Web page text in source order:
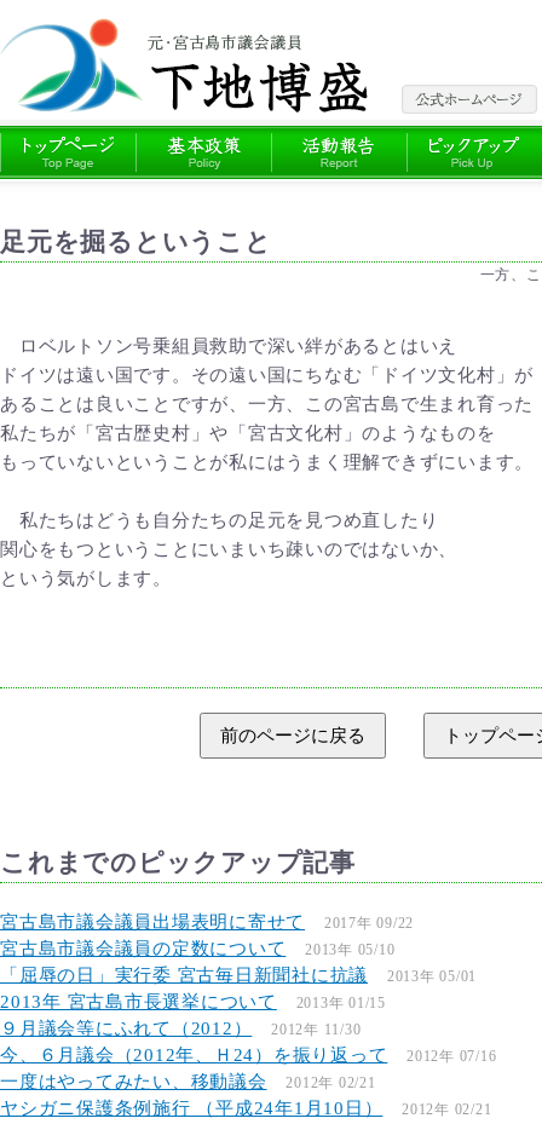
足元を掘るということ
一方、
ロベルトソン号乗組員救助で深い絆があるとはいえ
ドイツは遠い国です。その遠い国にちなむ「ドイツ文化村」が
あることは良いことですが、一方、この宮古島で生まれ育った
私たちが「宮古歴史村」や「宮古文化村」のようなものを
もっていないということが私にはうまく理解できずにいます。
私たちはどうも自分たちの足元を見つめ直したり
関心をもつということにいまいち疎いのではないか、
という気がします。
前のページに戻る トップペー
これまでのピックアップ記事
宮古島市議会議員出場表明に寄せて 2017年 09/22
宮古島市議会議員の定数について 2013年 05/10
「屈辱の日」実行委 宮古毎日新聞社に抗議 2013年 05/01
2013年 宮古島市長選挙について 2013年 01/15
９月議会等にふれて（2012） 2012年 11/30
今、６月議会（2012年、Ｈ24）を振り返って 2012年 07/16
一度はやってみたい、移動議会 2012年 02/21
ヤシガニ保護条例施行 （平成24年1月10日） 2012年 02/21